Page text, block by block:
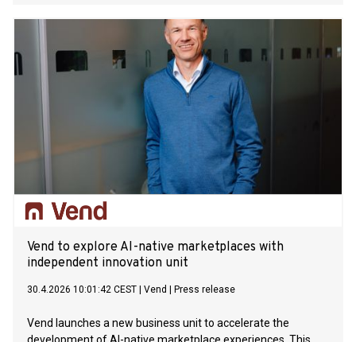
Vend to explore AI-native marketplaces with
independent innovation unit
30.4.2026 10:01:42 CEST Vend Press release
Vend launches a new business unit to accelerate the